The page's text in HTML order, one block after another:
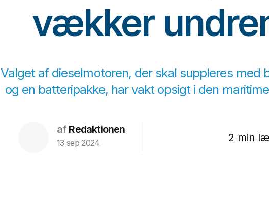
vækker
Valget af dieselmotoren, der skal suppleres med
og en batteripakke, har vakt opsigt i den
afRedaktionen
13 sep 2024 2 min